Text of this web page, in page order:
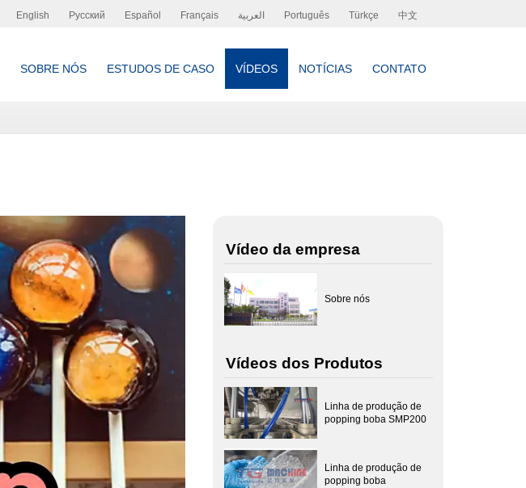
English Русский Español Français العربية Português Türkçe 中文
SOBRE NÓS ESTUDOS DE CASO VÍDEOS NOTÍCIAS CONTATO
Vídeo da empresa
Sobre nós
Vídeos dos Produtos
Linha de produção de
popping boba SMP200
Linha de produção de
popping boba